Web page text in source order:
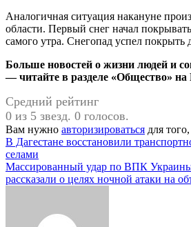
Аналогичная ситуация накануне
области. Первый снег начал
самого утра. Снегопад успел
Больше новостей о жизни людей и
— читайте в разделе «Общество»
Средний рейтинг
0 из 5 звезд. 0 голосов.
Вам нужно авторизироваться для
Навигация
по
записям
В Дагестане восстановили
селами
Массированный удар по ВПК
рассказали о целях ночной атаки на